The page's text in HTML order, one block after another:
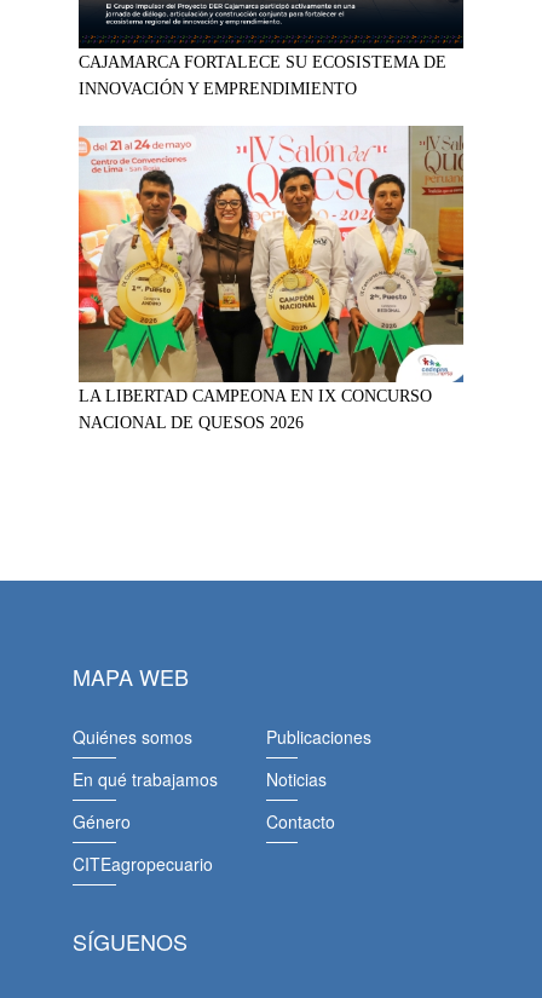
CAJAMARCA FORTALECE SU ECOSISTEMA DE
INNOVACIÓN Y EMPRENDIMIENTO
LA LIBERTAD CAMPEONA EN IX CONCURSO
NACIONAL DE QUESOS 2026
MAPA WEB
Quiénes somos
En qué trabajamos
Género
CITEagropecuario
Publicaciones
Noticias
Contacto
SÍGUENOS